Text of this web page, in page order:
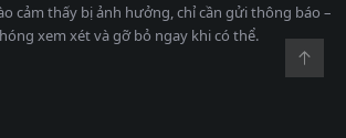
cảm thấy bị ảnh hưởng, chỉ cần gửi thông báo –
xem xét và gỡ bỏ ngay khi có thể.